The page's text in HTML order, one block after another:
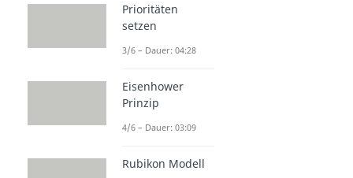
Prioritäten
setzen
3/6 – Dauer: 04:28
Eisenhower
Prinzip
4/6 – Dauer: 03:09
Rubikon Modell